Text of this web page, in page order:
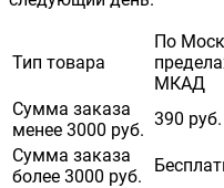
Тип товара
По
МКАД
Сумма заказа
менее 3000 руб.
390 руб.
Сумма заказа
более 3000 руб.